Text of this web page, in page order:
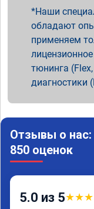
Наши
обладают
применяем
тюнинга
диагностики
Отзывы о нас:
850 оценок
5.0 из 5★★★